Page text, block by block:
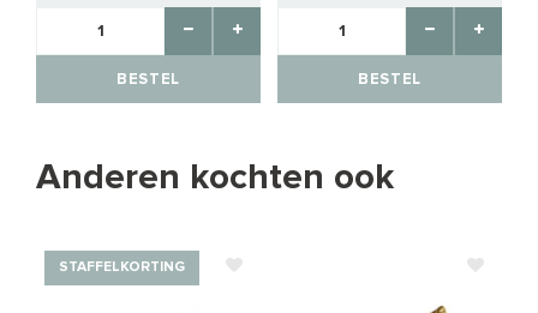
BESTEL BESTEL
Anderen kochten ook
STAFFELKORTING